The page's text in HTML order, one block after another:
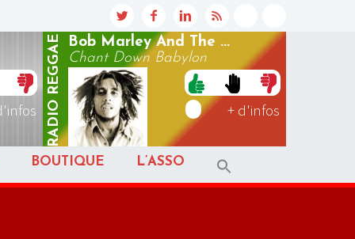
RADIO
REGGAE
Bob Marley And The ...
Chant Down Babylon
+ d'infos
BOUTIQUE L’ASSO